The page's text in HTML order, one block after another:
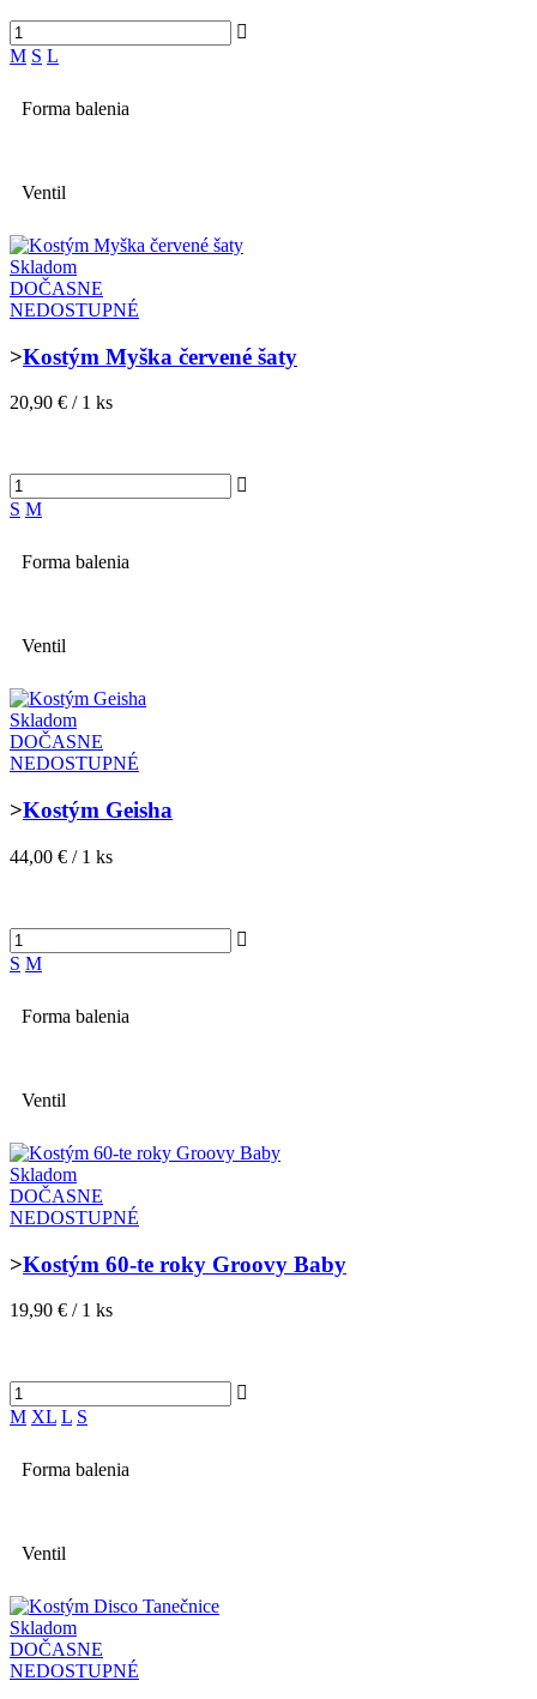
M S L
Forma balenia
Ventil
Skladom
DOČASNE
NEDOSTUPNÉ
>Kostým Myška červené šaty
20,90 € / 1 ks
S M
Forma balenia
Ventil
Skladom
DOČASNE
NEDOSTUPNÉ
>Kostým Geisha
44,00 € / 1 ks
S M
Forma balenia
Ventil
Skladom
DOČASNE
NEDOSTUPNÉ
>Kostým 60-te roky Groovy Baby
19,90 € / 1 ks
M XL L S
Forma balenia
Ventil
Skladom
DOČASNE
NEDOSTUPNÉ